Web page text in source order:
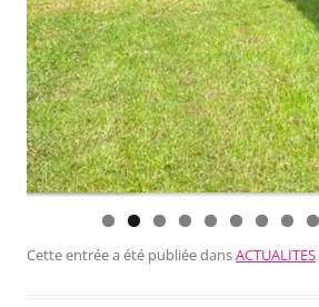
Cette entrée a été publiée dansACTUALITES